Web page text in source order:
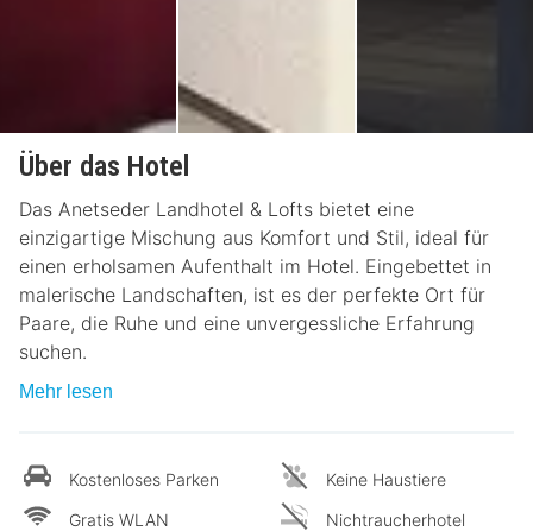
Über das Hotel
Das Anetseder Landhotel & Lofts bietet eine
einzigartige Mischung aus Komfort und Stil, ideal für
einen erholsamen Aufenthalt im Hotel. Eingebettet in
malerische Landschaften, ist es der perfekte Ort für
Paare, die Ruhe und eine unvergessliche Erfahrung
suchen.
Mehr lesen
Kostenloses Parken
Gratis WLAN
Keine Haustiere
Nichtraucherhotel